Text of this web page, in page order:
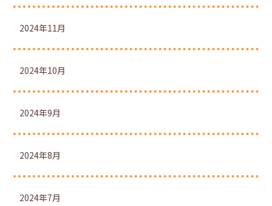
2024年11月
2024年10月
2024年9月
2024年8月
2024年7月